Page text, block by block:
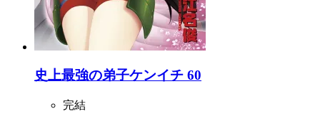
史上最強の弟子ケンイチ 60
完結